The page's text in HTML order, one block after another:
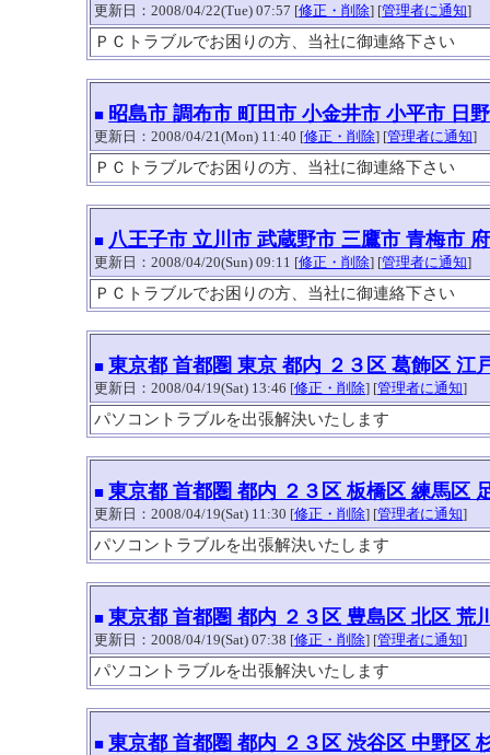
更新日：2008/04/22(Tue) 07:57 [修正・削除] [管理者に通知]
ＰＣトラブルでお困りの方、当社に御連絡下さい
■ 昭島市 調布市 町田市 小金井市 小平市 日
更新日：2008/04/21(Mon) 11:40 [修正・削除] [管理者に通知]
ＰＣトラブルでお困りの方、当社に御連絡下さい
■ 八王子市 立川市 武蔵野市 三鷹市 青梅市
更新日：2008/04/20(Sun) 09:11 [修正・削除] [管理者に通知]
ＰＣトラブルでお困りの方、当社に御連絡下さい
■ 東京都 首都圏 東京 都内 ２３区 葛飾区 江
更新日：2008/04/19(Sat) 13:46 [修正・削除] [管理者に通知]
パソコントラブルを出張解決いたします
■ 東京都 首都圏 都内 ２３区 板橋区 練馬区
更新日：2008/04/19(Sat) 11:30 [修正・削除] [管理者に通知]
パソコントラブルを出張解決いたします
■ 東京都 首都圏 都内 ２３区 豊島区 北区 荒
更新日：2008/04/19(Sat) 07:38 [修正・削除] [管理者に通知]
パソコントラブルを出張解決いたします
■ 東京都 首都圏 都内 ２３区 渋谷区 中野区